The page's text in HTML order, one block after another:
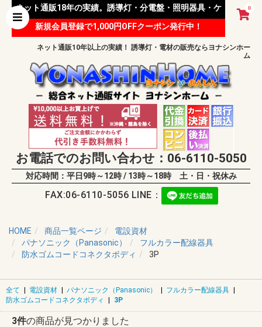
0
ネット通販18年の実績。誘導灯・分電盤・照明器具・ケ
ーブル等 様々な資材を取り扱っています。
新規会員登録で1,000円OFFクーポン発行中！
ネット通販10年以上の実績！ 誘導灯・電材の販売ならヨナシンホー
ム
お電話でのお問い合わせ：06-6110-5050
対応時間：平日9時～12時 / 13時～18時 土・日・祝休み
FAX:06-6110-5056 LINE：
HOME 商品一覧ページ
電設資材
パナソニック（Panasonic）
フルカラー配線器具
防水ゴムコードコネクタボディ
3P
全て | 電設資材 | パナソニック（Panasonic） | フルカラー配線器具 |
防水ゴムコードコネクタボディ
| 3P
3件の商品が見つかりました